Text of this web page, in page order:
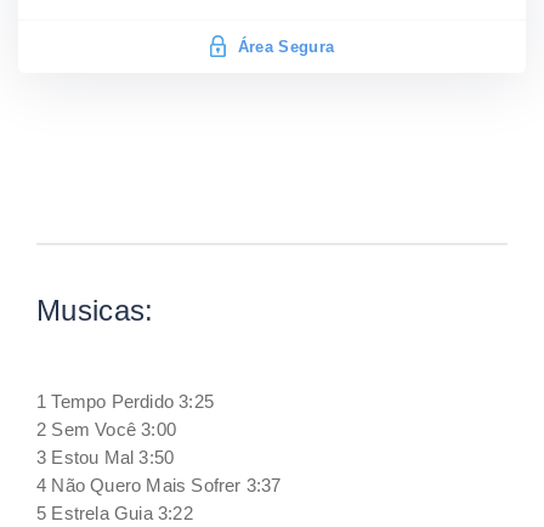
Área Segura
Musicas:
1 Tempo Perdido 3:25
2 Sem Você 3:00
3 Estou Mal 3:50
4 Não Quero Mais Sofrer 3:37
5 Estrela Guia 3:22